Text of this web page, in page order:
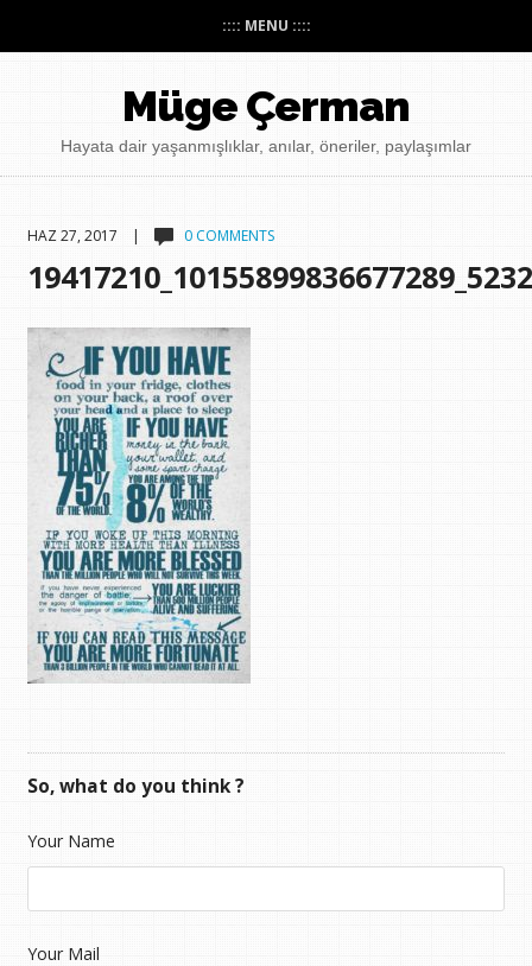
:::: MENU ::::
Müge Çerman
Hayata dair yaşanmışlıklar, anılar, öneriler, paylaşımlar
HAZ 27, 2017 | 0 COMMENTS
So, what do you think ?
Your Name
Your Mail